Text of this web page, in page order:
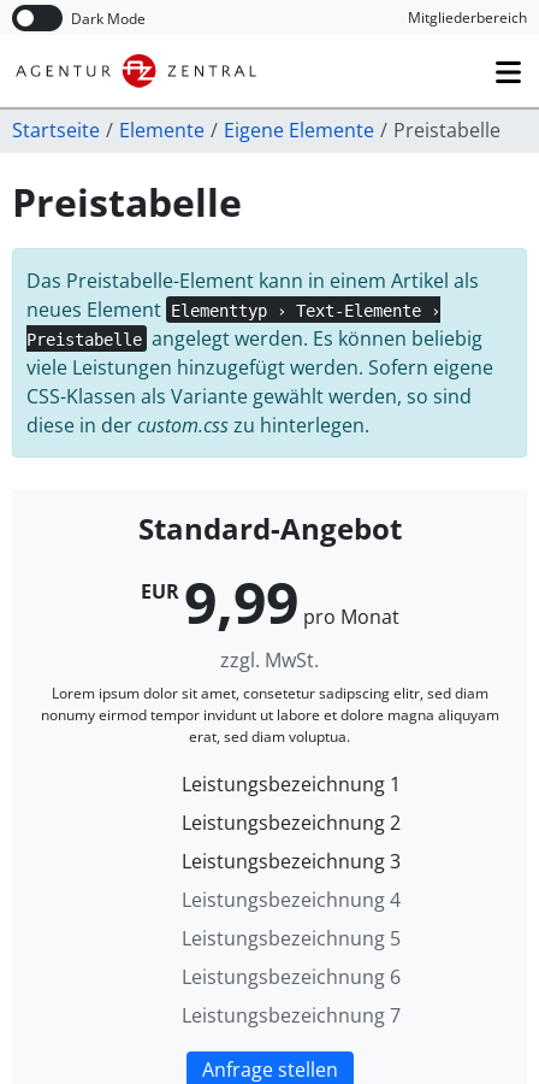
Dark Mode
Navigation überspringenMitglieder­bereich
Startseite Elemente Eigene Elemente Preistabelle
Preistabelle
Das Preistabelle-Element kann in einem Artikel als
neues Element Elementtyp › Text-Elemente ›
Preistabelle angelegt werden. Es können beliebig
viele Leistungen hinzugefügt werden. Sofern eigene
CSS-Klassen als Variante gewählt werden, so sind
diese in dercustom.csszu hinterlegen.
Standard-Angebot
EUR 9,99 pro Monat
zzgl. MwSt.
Lorem ipsum dolor sit amet, consetetur sadipscing elitr, sed diam
nonumy eirmod tempor invidunt ut labore et dolore magna aliquyam
erat, sed diam voluptua.
Leistungsbezeichnung 1
Leistungsbezeichnung 2
Leistungsbezeichnung 3
Leistungsbezeichnung 4
Leistungsbezeichnung 5
Leistungsbezeichnung 6
Leistungsbezeichnung 7
Anfrage stellen